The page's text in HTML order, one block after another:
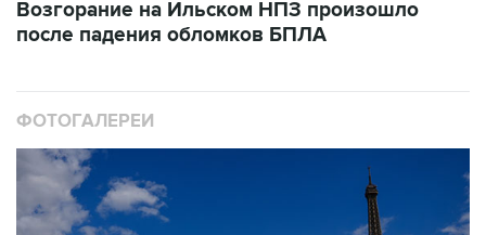
Возгорание на Ильском НПЗ произошло
после падения обломков БПЛА
ФОТОГАЛЕРЕИ